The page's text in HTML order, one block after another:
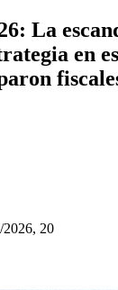
La
en
20